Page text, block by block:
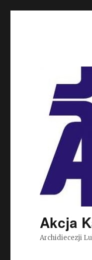
Akcja
Archidiecezji